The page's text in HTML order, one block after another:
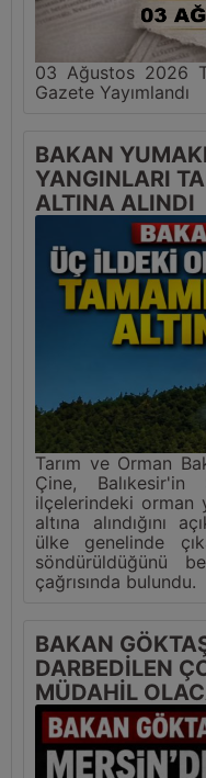
03 Ağustos 2026
Gazete Yayımlandı
BAKAN
YANGINLARI
ALTINA ALINDI
Tarım ve Orman
Çine,
ilçelerindeki orman
altına alındığını
ülke genelinde
söndürüldüğünü
çağrısında bulundu.
BAKAN
DARBEDİLEN
MÜDAHİL